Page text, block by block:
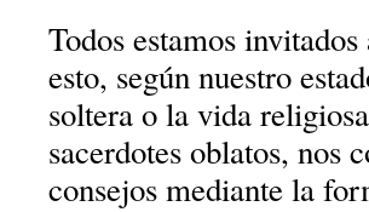
Todos estamos
esto, según nuestro
soltera o la vida
sacerdotes oblatos, nos
consejos mediante la